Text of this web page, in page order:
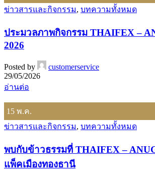
ข่าวสารและกิจกรรม, บทความทั้งหมด
ประมวลภาพกิจกรรม THAIFEX –
2026
Posted by
customerservice
29/05/2026
อ่านต่อ
15 พ.ค.
ข่าวสารและกิจกรรม, บทความทั้งหมด
พบกับข้าวธรรมที่ THAIFEX –
แพ็คเมืองทองธานี